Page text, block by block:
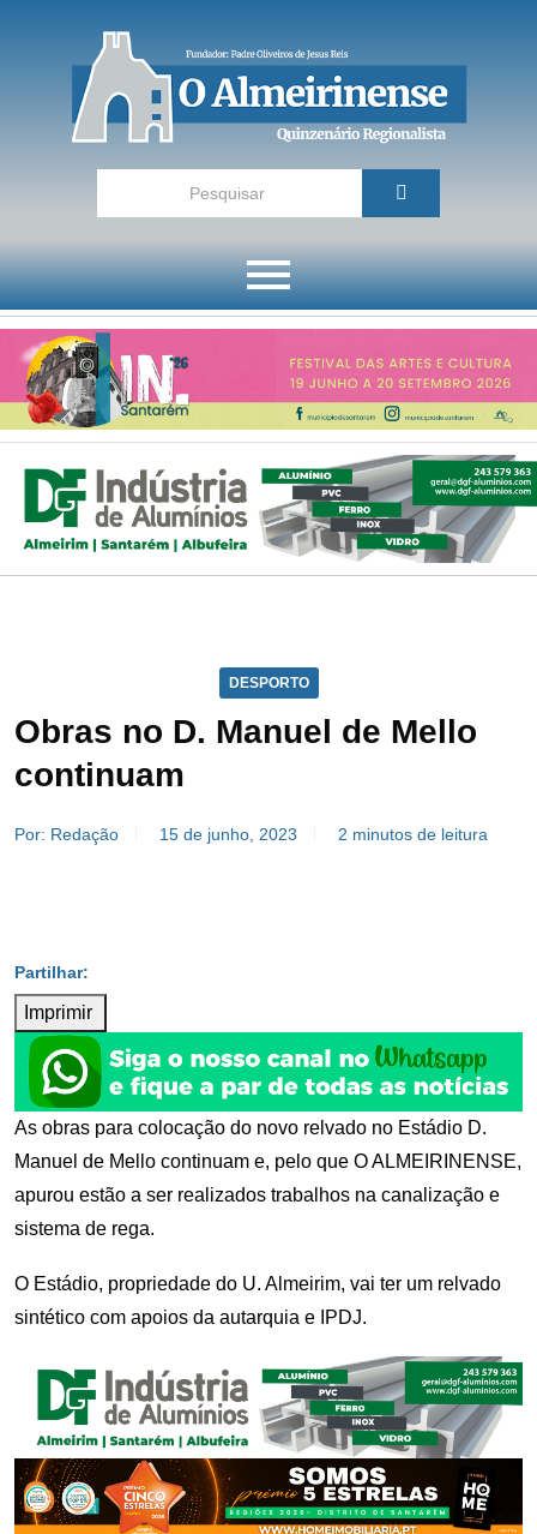
DESPORTO
Obras no D. Manuel de Mello
continuam
Por: Redação 15 de junho, 2023 2 minutos de leitura
Imprimir
As obras para colocação do novo relvado no Estádio D.
Manuel de Mello continuam e, pelo que O ALMEIRINENSE,
apurou estão a ser realizados trabalhos na canalização e
sistema de rega.
O Estádio, propriedade do U. Almeirim, vai ter um relvado
sintético com apoios da autarquia e IPDJ.